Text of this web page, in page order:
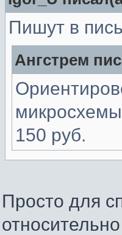
Пишут в
Ангстрем
150 руб.
Просто для